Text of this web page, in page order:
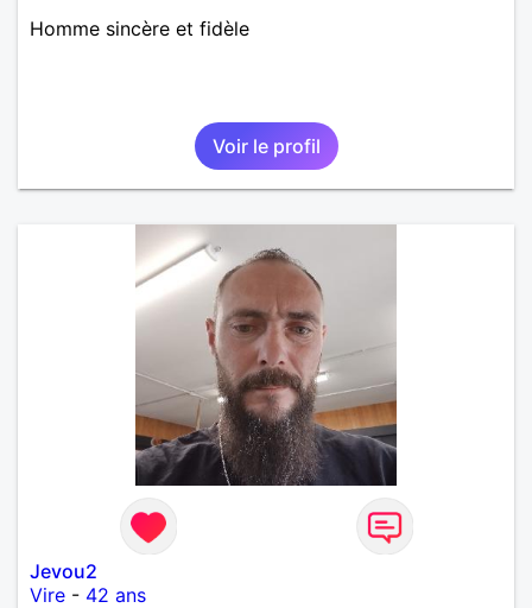
Homme sincère et fidèle
Voir le profil
Jevou2
Vire - 42 ans